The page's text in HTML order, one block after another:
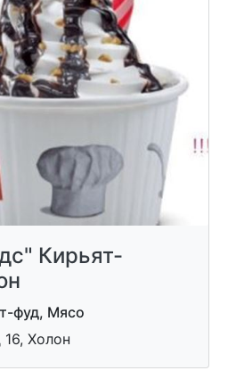
Кирьят-
фуд, Мясо
Холон